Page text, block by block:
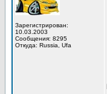
Зарегистрирован:
10.03.2003
Сообщения: 8295
Откуда: Russia, Ufa